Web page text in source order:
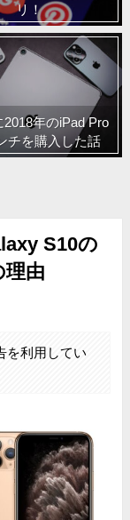
リ！
2018年のiPad Pro
チを購入した話
S10の
由
を利用してい